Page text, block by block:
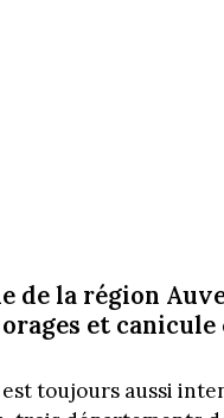
de la région
et canicule
toujours aussi